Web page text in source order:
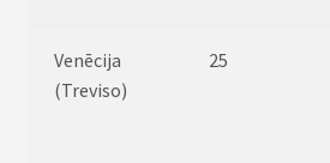
Venēcija
(Treviso)
25